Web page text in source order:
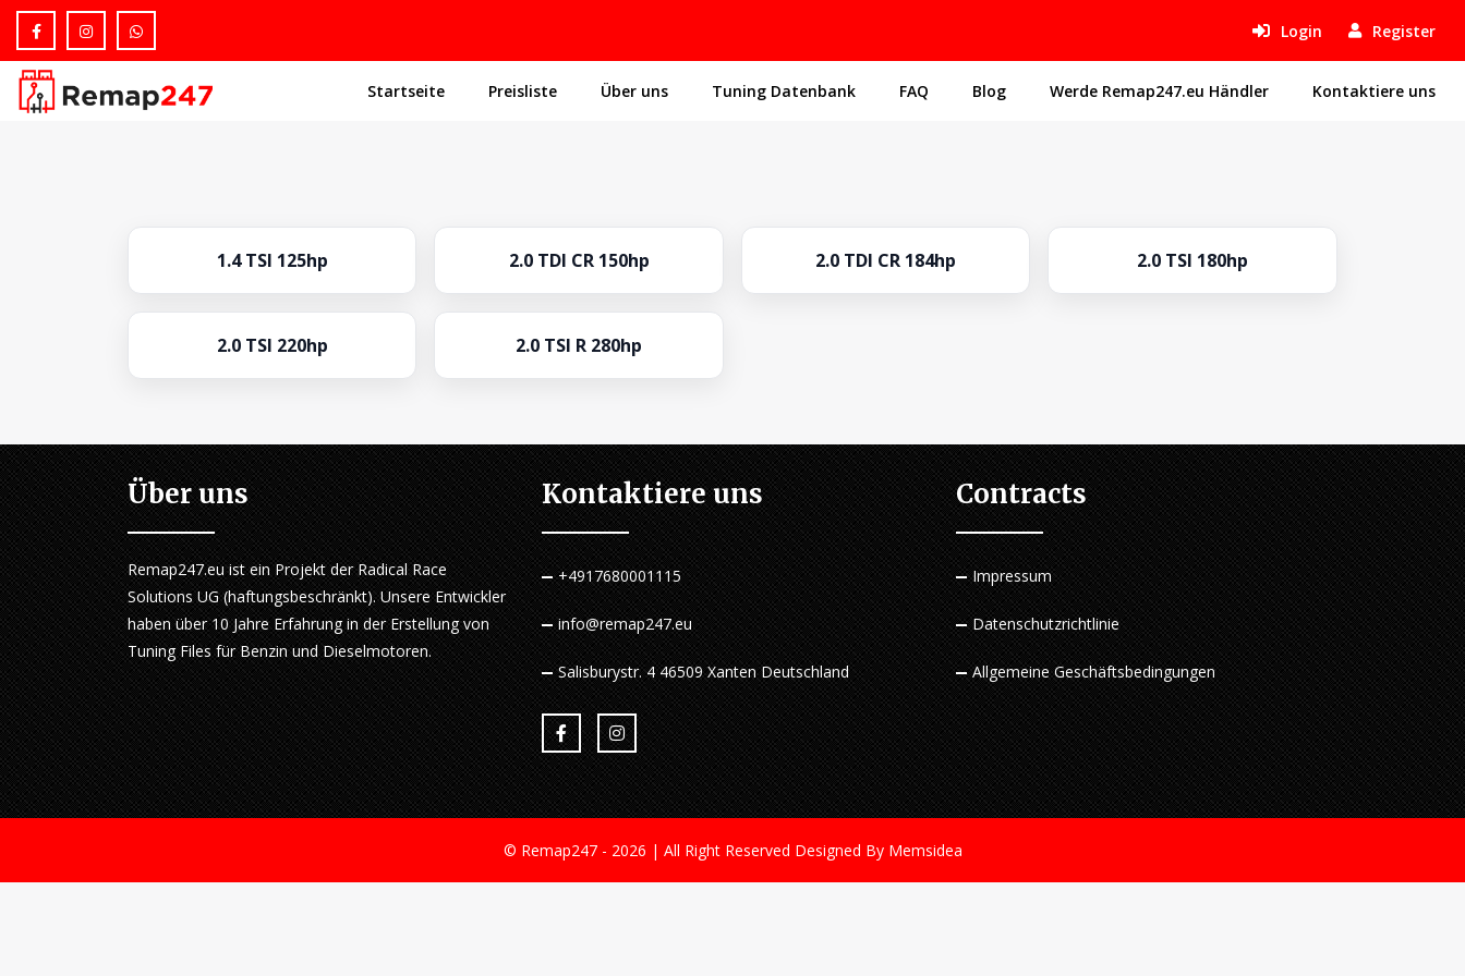
Login Register
Startseite Preisliste Über uns Tuning Datenbank FAQ Blog Werde Remap247.eu Händler Kontaktiere uns
1.4 TSI 125hp 2.0 TDI CR 150hp 2.0 TDI CR 184hp 2.0 TSI 180hp
2.0 TSI 220hp 2.0 TSI R 280hp
Über uns
Remap247.eu ist ein Projekt der Radical Race
Solutions UG (haftungsbeschränkt). Unsere Entwickler
haben über 10 Jahre Erfahrung in der Erstellung von
Tuning Files für Benzin und Dieselmotoren.
Kontaktiere uns
+4917680001115
info@remap247.eu
Salisburystr. 4 46509 Xanten Deutschland
Contracts
Impressum
Datenschutzrichtlinie
Allgemeine Geschäftsbedingungen
© Remap247 - 2026 | All Right Reserved Designed By Memsidea